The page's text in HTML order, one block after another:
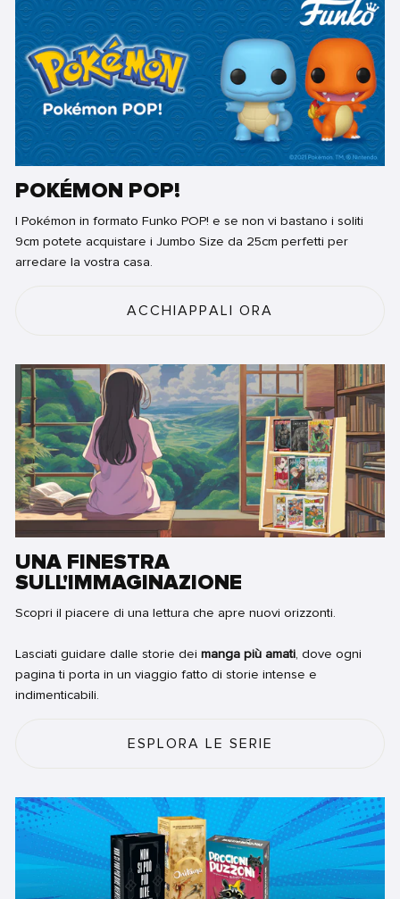
POKÉMON POP!
I Pokémon in formato Funko POP! e se non vi bastano i soliti
9cm potete acquistare i Jumbo Size da 25cm perfetti per
arredare la vostra casa.
ACCHIAPPALI ORA
UNA FINESTRA
SULL'IMMAGINAZIONE
Scopri il piacere di una lettura che apre nuovi orizzonti.
Lasciati guidare dalle storie dei manga più amati , dove ogni
pagina ti porta in un viaggio fatto di storie intense e
indimenticabili.
ESPLORA LE SERIE